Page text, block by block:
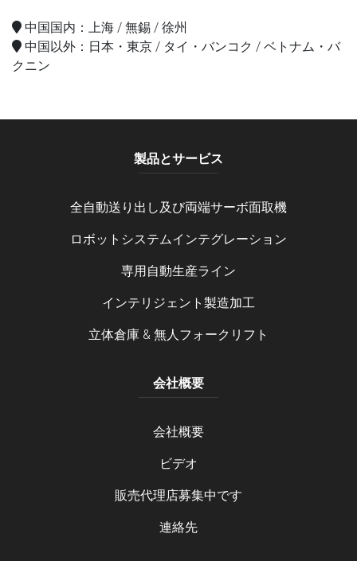
中国国内：上海 / 無錫 / 徐州
中国以外：日本・東京 / タイ・バンコク / ベトナム・バ
クニン
製品とサービス
全自動送り出し及び両端サーボ面取機
ロボットシステムインテグレーション
専用自動生産ライン
インテリジェント製造加工
立体倉庫 & 無人フォークリフト
会社概要
会社概要
ビデオ
販売代理店募集中です
連絡先